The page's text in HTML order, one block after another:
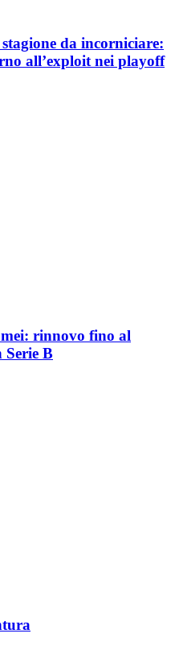
da incorniciare:
all’exploit nei playoff
rinnovo fino al
Serie B